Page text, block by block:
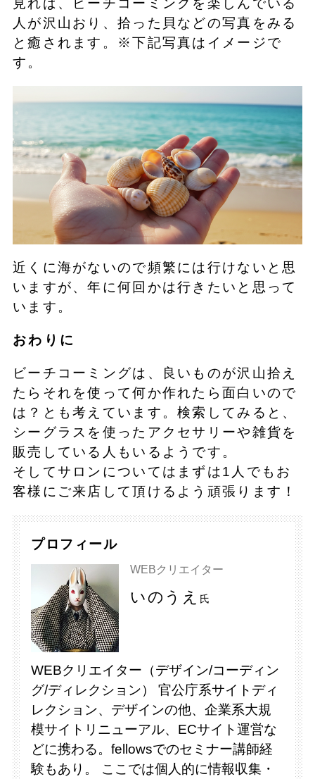
見れば、ビーチコーミングを楽しんでいる
人が沢山おり、拾った貝などの写真をみる
と癒されます。※下記写真はイメージで
す。
近くに海がないので頻繁には行けないと思
いますが、年に何回かは行きたいと思って
います。
おわりに
ビーチコーミングは、良いものが沢山拾え
たらそれを使って何か作れたら面白いので
は？とも考えています。検索してみると、
シーグラスを使ったアクセサリーや雑貨を
販売している人もいるようです。
そしてサロンについてはまずは1人でもお
客様にご来店して頂けるよう頑張ります！
プロフィール
WEBクリエイター
いのうえ 氏
WEBクリエイター（デザイン/コーディン
グ/ディレクション） 官公庁系サイトディ
レクション、デザインの他、企業系大規
模サイトリニューアル、ECサイト運営な
どに携わる。fellowsでのセミナー講師経
験もあり。 ここでは個人的に情報収集・